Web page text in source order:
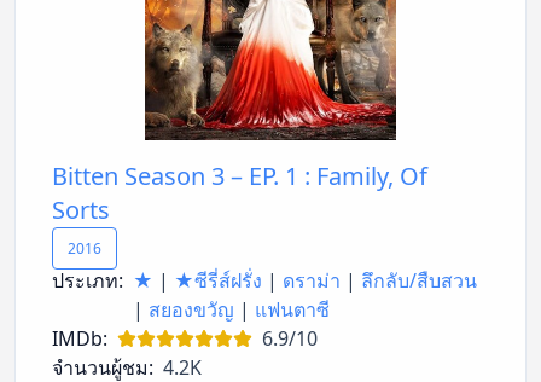
Bitten Season 3 – EP. 1 : Family, Of
Sorts
2016
ประเภท: ★ | ★ซีรี่ส์ฝรั่ง | ดราม่า | ลึกลับ/สืบสวน
| สยองขวัญ | แฟนตาซี
IMDb:
6.9/10
จำนวนผู้ชม: 4.2K